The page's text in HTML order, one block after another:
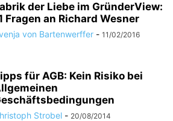
der Liebe im GründerView:
Fragen an Richard Wesner
von Bartenwerffer - 11/02/2016
für AGB: Kein Risiko bei
Strobel - 20/08/2014